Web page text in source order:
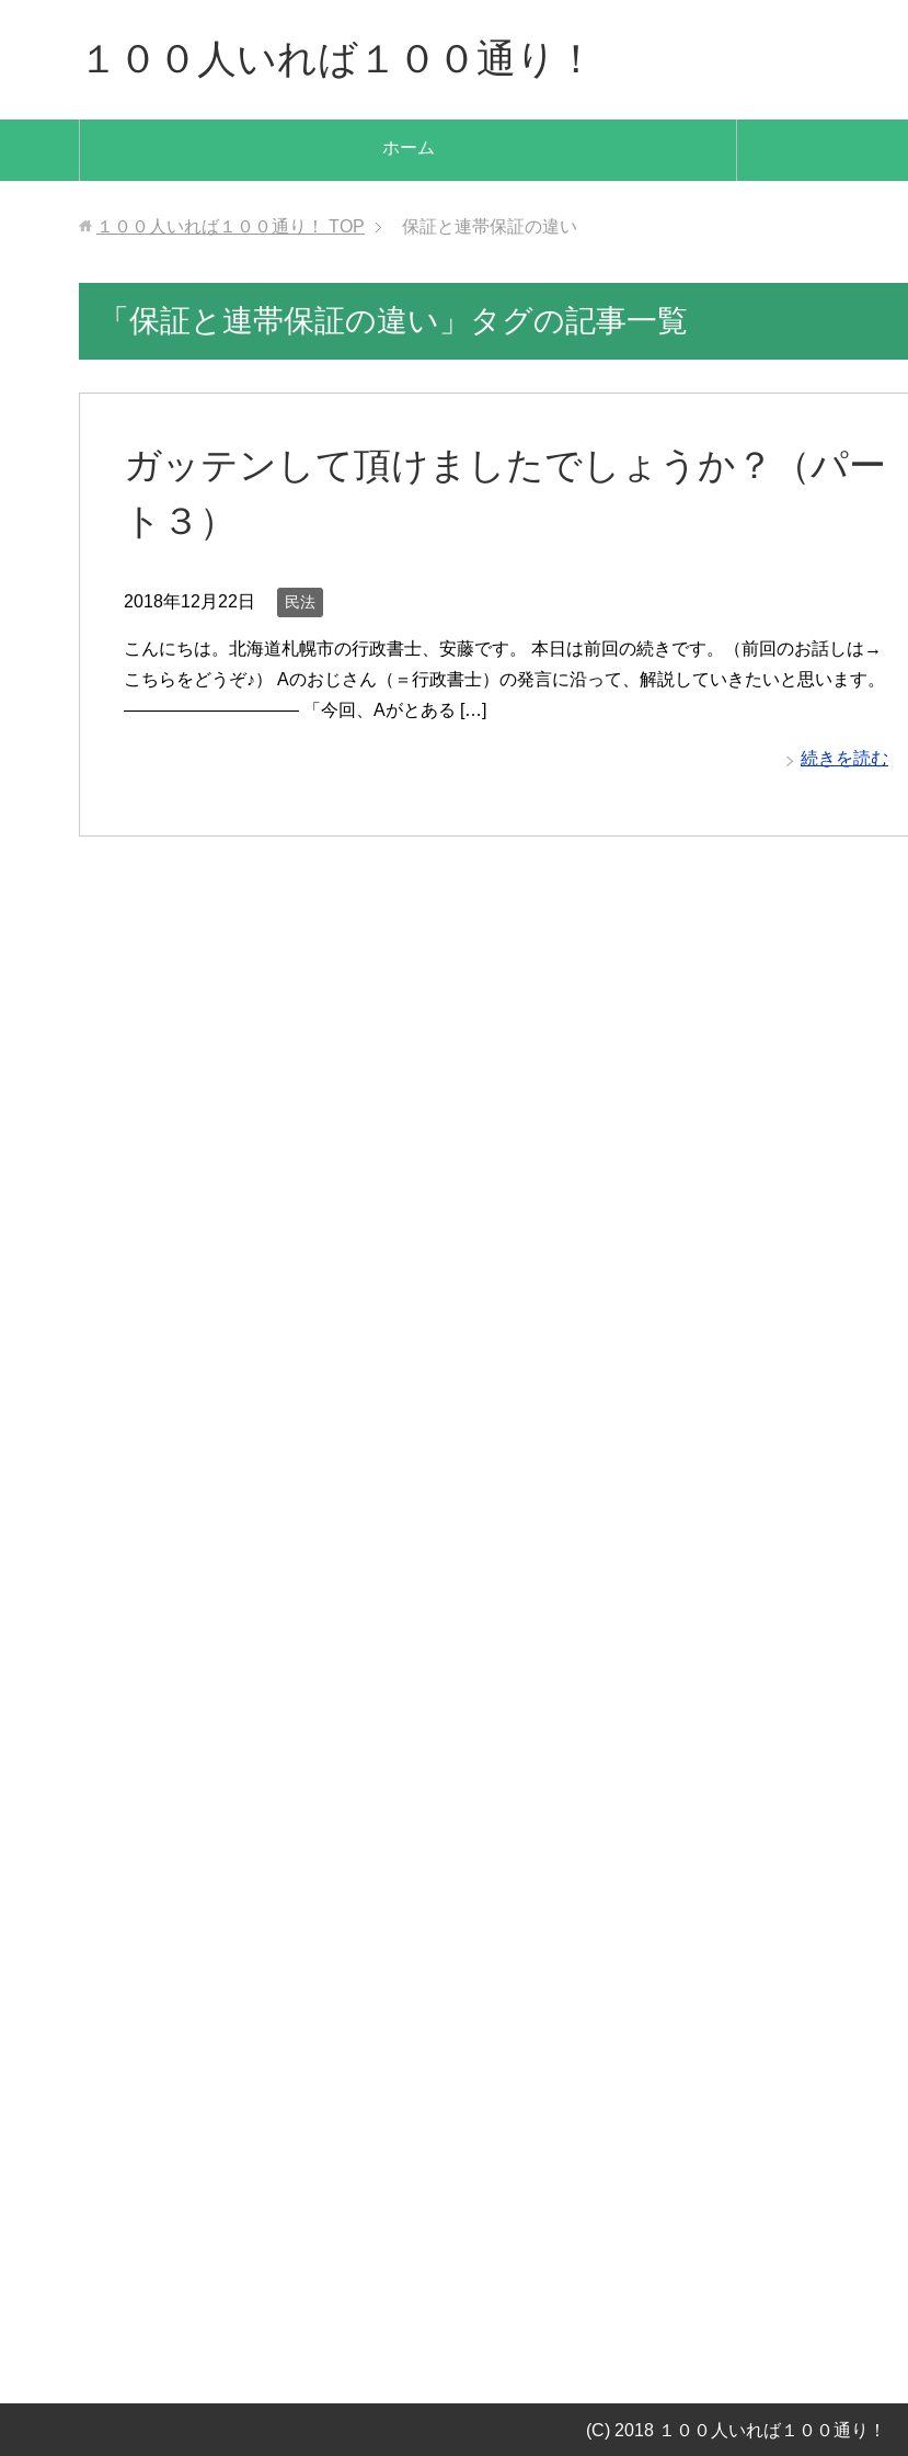
１００人いれば１００通り！
ホーム
１００人いれば１００通り！ TOP 保証と連帯保証の違い
「保証と連帯保証の違い」タグの記事一覧
ガッテンして頂けましたでしょうか？（パー
ト３）
2018年12月22日 民法
こんにちは。北海道札幌市の行政書士、安藤です。 本日は前回の続きです。（前回のお話しは→
こちらをどうぞ♪） Aのおじさん（＝行政書士）の発言に沿って、解説していきたいと思います。
―――――――――― 「今回、Aがとある […]
続きを読む
(C) 2018 １００人いれば１００通り！